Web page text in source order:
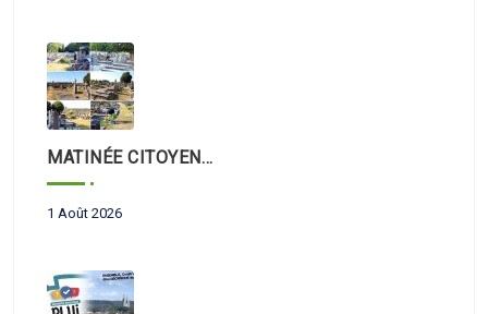
MATINÉE CITOYENNE – NETTOYAGE DU CIMETIÈRE 🪦
1 Août 2026